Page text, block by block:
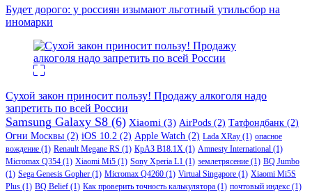
Будет дорого: у россиян изымают льготный утильсбор на
иномарки
Сухой закон приносит пользу! Продажу алкоголя надо
запретить по всей России
Samsung Galaxy S8 (6) Xiaomi (3) AirPods (2) Татфондбанк (2)
Огни Москвы (2) iOS 10.2 (2) Apple Watch (2) Lada XRay (1) опасное
вождение (1) Renault Megane RS (1) КрАЗ В18.1Х (1) Amnesty International (1)
Micromax Q354 (1) Xiaomi Mi5 (1) Sony Xperia L1 (1) землетрясение (1) BQ Jumbo
(1) Sega Genesis Gopher (1) Micromax Q4260 (1) Virtual Singapore (1) Xiaomi Mi5S
Plus (1) BQ Belief (1) Как проверить точность калькулятора (1) почтовый индекс (1)